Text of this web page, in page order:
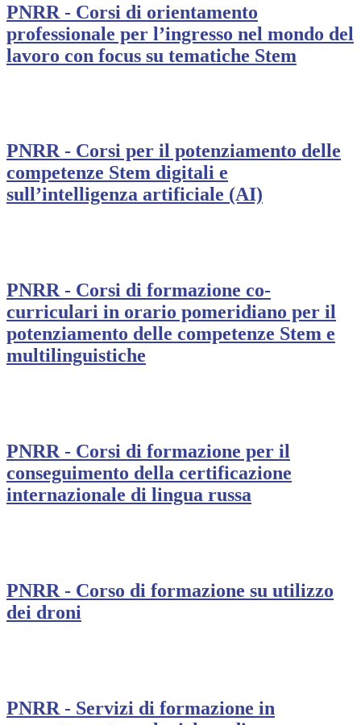
PNRR - Corsi di orientamento
professionale per l’ingresso nel mondo del
lavoro con focus su tematiche Stem
PNRR - Corsi per il potenziamento delle
competenze Stem digitali e
sull’intelligenza artificiale (AI)
PNRR - Corsi di formazione co-
curriculari in orario pomeridiano per il
potenziamento delle competenze Stem e
multilinguistiche
PNRR - Corsi di formazione per il
conseguimento della certificazione
internazionale di lingua russa
PNRR - Corso di formazione su utilizzo
dei droni
PNRR - Servizi di formazione in